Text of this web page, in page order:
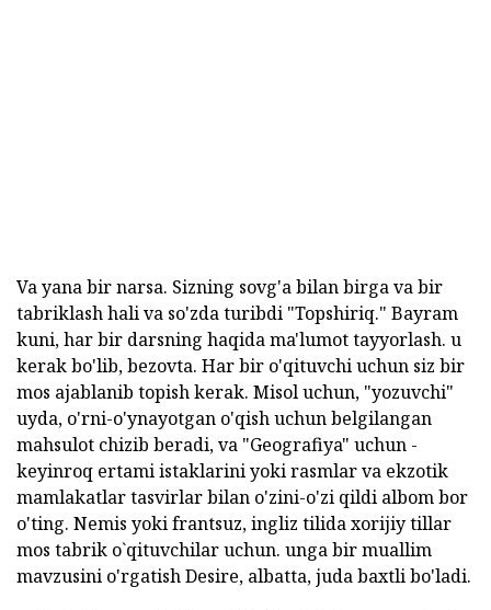
Va yana bir narsa. Sizning sovg'a bilan birga va bir
tabriklash hali va so'zda turibdi "Topshiriq." Bayram
kuni, har bir darsning haqida ma'lumot tayyorlash. u
kerak bo'lib, bezovta. Har bir o'qituvchi uchun siz bir
mos ajablanib topish kerak. Misol uchun, "yozuvchi"
uyda, o'rni-o'ynayotgan o'qish uchun belgilangan
mahsulot chizib beradi, va "Geografiya" uchun -
keyinroq ertami istaklarini yoki rasmlar va ekzotik
mamlakatlar tasvirlar bilan o'zini-o'zi qildi albom bor
o'ting. Nemis yoki frantsuz, ingliz tilida xorijiy tillar
mos tabrik o`qituvchilar uchun. unga bir muallim
mavzusini o'rgatish Desire, albatta, juda baxtli bo'ladi.